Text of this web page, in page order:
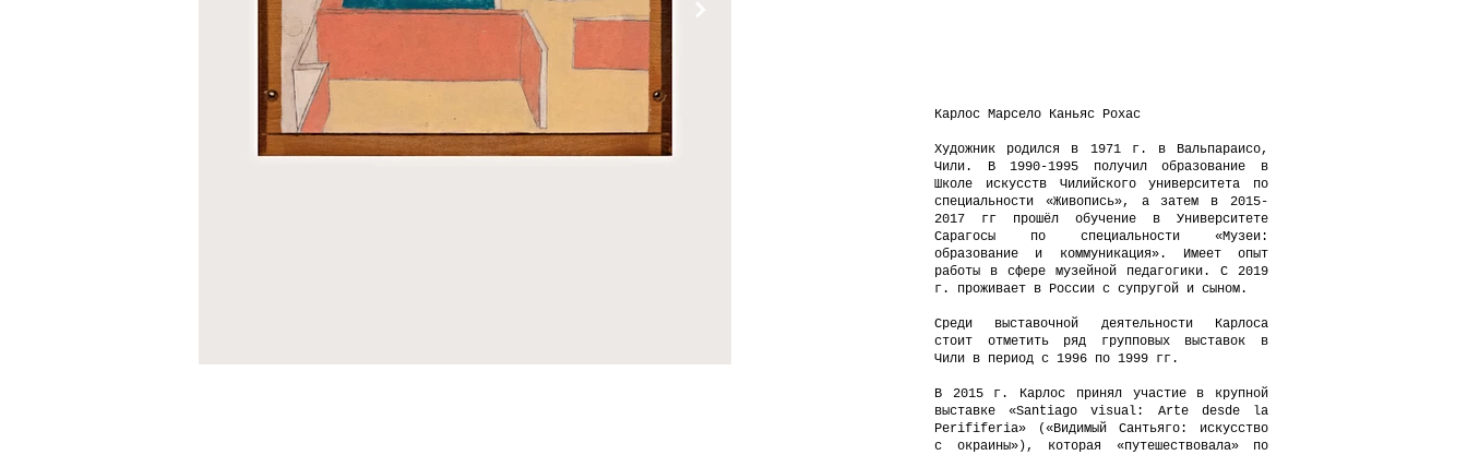
Карлос Марсело Каньяс Рохас
Художник родился в 1971 г. в Вальпараисо,
Чили. В 1990-1995 получил образование в
Школе искусств Чилийского университета по
специальности «Живопись», а затем в 2015-
2017 гг прошёл обучение в Университете
Сарагосы по специальности «Музеи:
образование и коммуникация». Имеет опыт
работы в сфере музейной педагогики. С 2019
г. проживает в России с супругой и сыном.
Среди выставочной деятельности Карлоса
стоит отметить ряд групповых выставок в
Чили в период с 1996 по 1999 гг.
В 2015 г. Карлос принял участие в крупной
выставке «Santiago visual: Arte desde la
Perififeria» («Видимый Сантьяго: искусство
с окраины»), которая «путешествовала» по